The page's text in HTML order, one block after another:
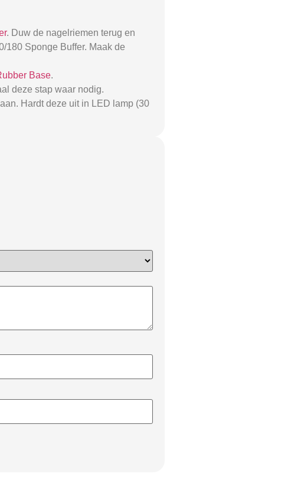
. Duw de nagelriemen terug en
180 Sponge Buffer. Maak de
Base.
deze stap waar nodig.
Hardt deze uit in LED lamp (30